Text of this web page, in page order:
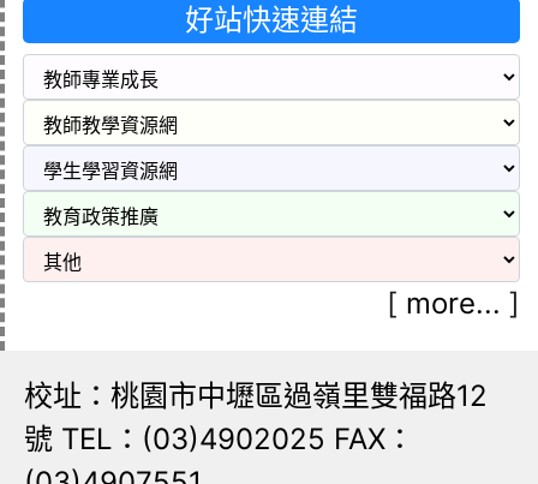
好站快速連結
[ more... ]
校址：桃園市中壢區過嶺里雙福路12
號 TEL：(03)4902025 FAX：